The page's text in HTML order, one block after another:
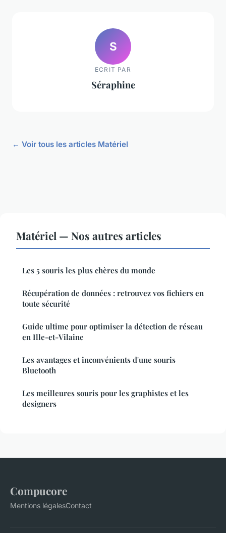
S
ECRIT PAR
Séraphine
← Voir tous les articles Matériel
Matériel — Nos autres articles
Les 5 souris les plus chères du monde
Récupération de données : retrouvez vos fichiers en
toute sécurité
Guide ultime pour optimiser la détection de réseau
en Ille-et-Vilaine
Les avantages et inconvénients d'une souris
Bluetooth
Les meilleures souris pour les graphistes et les
designers
Compucore
Mentions légalesContact